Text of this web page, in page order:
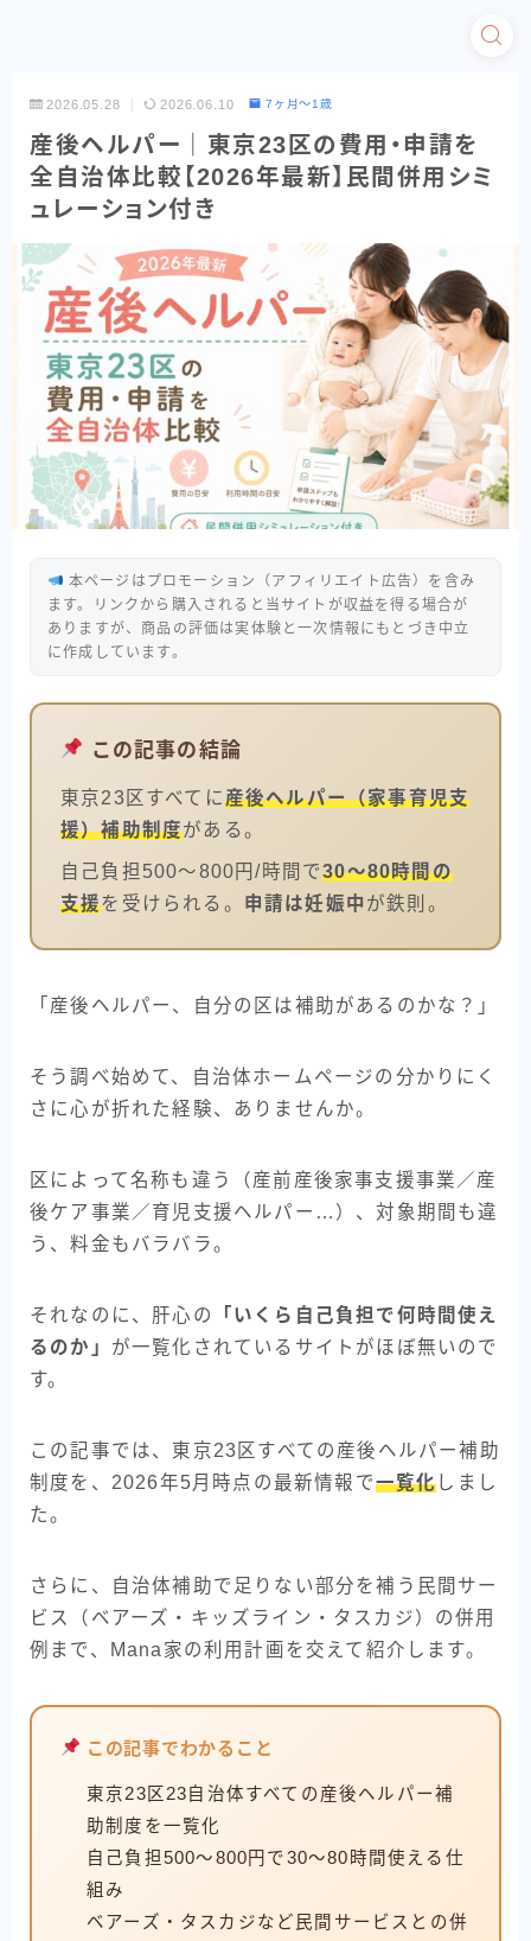
2026.05.28 2026.06.10 7ヶ月〜1歳
産後ヘルパー｜東京23区の費用・申請を
全自治体比較【2026年最新】民間併用シミ
ュレーション付き
本ページはプロモーション（アフィリエイト広告）を含み
ます。リンクから購入されると当サイトが収益を得る場合が
ありますが、商品の評価は実体験と一次情報にもとづき中立
に作成しています。
この記事の結論
東京23区すべてに産後ヘルパー（家事育児支
援）補助制度がある。
自己負担500〜800円/時間で30〜80時間の
支援を受けられる。 申請は妊娠中 が鉄則。
「産後ヘルパー、自分の区は補助があるのかな？」
そう調べ始めて、自治体ホームページの分かりにく
さに心が折れた経験、ありませんか。
区によって名称も違う（産前産後家事支援事業／産
後ケア事業／育児支援ヘルパー…）、対象期間も違
う、料金もバラバラ。
それなのに、肝心の
「いくら自己負担で何時間使え
るのか」 が一覧化されているサイトがほぼ無いので
す。
この記事では、東京23区すべての産後ヘルパー補助
制度を、2026年5月時点の最新情報で一覧化 しまし
た。
さらに、自治体補助で足りない部分を補う民間サー
ビス（ベアーズ・キッズライン・タスカジ）の併用
例まで、Mana家の利用計画を交えて紹介します。
この記事でわかること
東京23区23自治体すべての産後ヘルパー補
助制度を一覧化
自己負担500〜800円で30〜80時間使える仕
組み
ベアーズ・タスカジなど民間サービスとの併